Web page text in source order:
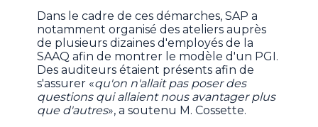
Dans le cadre de ces démarches, SAP a
notamment organisé des ateliers auprès
de plusieurs dizaines d'employés de la
SAAQ afin de montrer le modèle d'un PGI.
Des auditeurs étaient présents afin de
s'assurer «qu'on n'allait pas poser des
questions qui allaient nous avantager plus
que d'autres», a soutenu M. Cossette.